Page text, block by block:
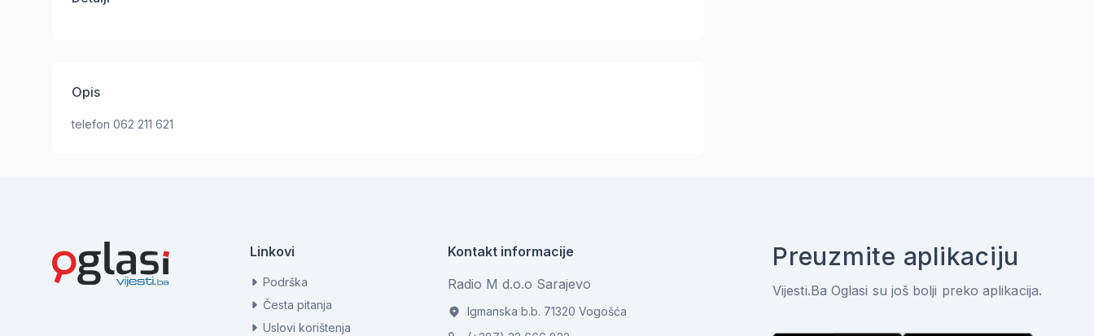
Opis
telefon 062 211 621
Linkovi
Podrška
Česta pitanja
Uslovi korištenja
Kontakt informacije
Radio M d.o.o Sarajevo
Igmanska b.b. 71320 Vogošća
Preuzmite aplikaciju
Vijesti.Ba Oglasi su još bolji preko aplikacija.